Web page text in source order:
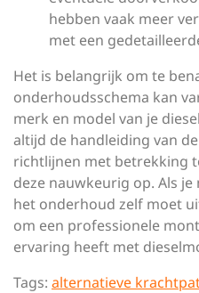
hebben vaak meer
met een
Het is belangrijk om te
onderhoudsschema kan
merk en model van je
altijd de handleiding van
richtlijnen met betrekking
deze nauwkeurig op. Als
het onderhoud zelf moet
om een professionele
ervaring heeft met
Tags: alternatieve